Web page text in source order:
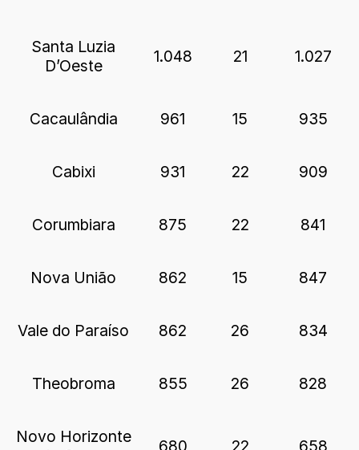
Santa Luzia
D’Oeste
1.048 21 1.027
Cacaulândia 961 15 935
Cabixi 931 22 909
Corumbiara 875 22 841
Nova União 862 15 847
Vale do Paraíso 862 26 834
Theobroma 855 26 828
Novo Horizonte